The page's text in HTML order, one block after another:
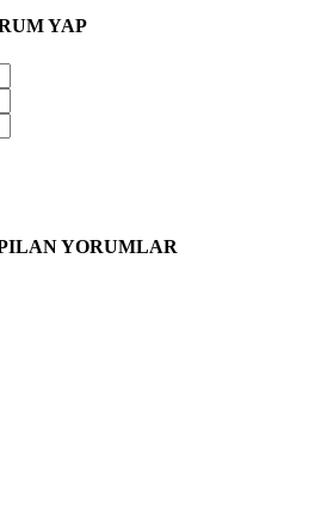
YAP
YORUMLAR